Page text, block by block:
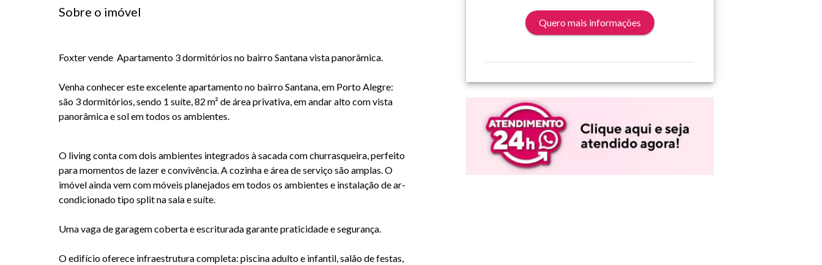
Sobre o imóvel
Foxter vende Apartamento 3 dormitórios no bairro Santana vista panorâmica.
Venha conhecer este excelente apartamento no bairroSantana, em Porto Alegre:
são 3 dormitórios, sendo 1 suíte, 82 m² de área privativa, em andar alto comvista
panorâmicae sol em todos os ambientes.
O living conta com dois ambientes integrados à sacada comchurrasqueira,perfeito
para momentos de lazer e convivência. A cozinha e área de serviço são amplas. O
imóvel ainda vem commóveis planejados em todos os ambientes e instalação de ar-
condicionado tipo split na sala e suíte.
Uma vaga de garagemcoberta e escrituradagarante praticidade e segurança.
O edifício oferece infraestrutura completa: piscina adulto e infantil, salão de festas,
Quero mais informações